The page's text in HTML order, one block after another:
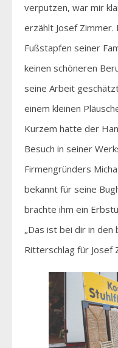
verputzen, war mir
erzählt Josef
Fußstapfen seiner
keinen schöneren
seine Arbeit
einem kleinen
Kurzem hatte der
Besuch in seiner
Firmengründers
bekannt für seine
brachte ihm ein
„Das ist bei dir in den
Ritterschlag für Josef